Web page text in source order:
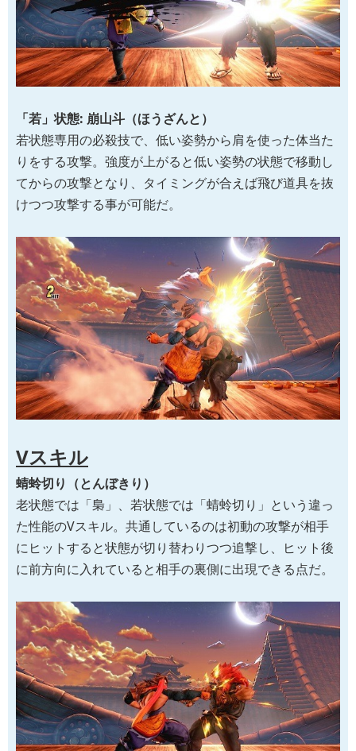
「若」状態: 崩山斗（ほうざんと）
若状態専用の必殺技で、低い姿勢から肩を使った体当た
りをする攻撃。強度が上がると低い姿勢の状態で移動し
てからの攻撃となり、タイミングが合えば飛び道具を抜
けつつ攻撃する事が可能だ。
Vスキル
蜻蛉切り（とんぼきり）
老状態では「梟」、若状態では「蜻蛉切り」という違っ
た性能のVスキル。共通しているのは初動の攻撃が相手
にヒットすると状態が切り替わりつつ追撃し、ヒット後
に前方向に入れていると相手の裏側に出現できる点だ。